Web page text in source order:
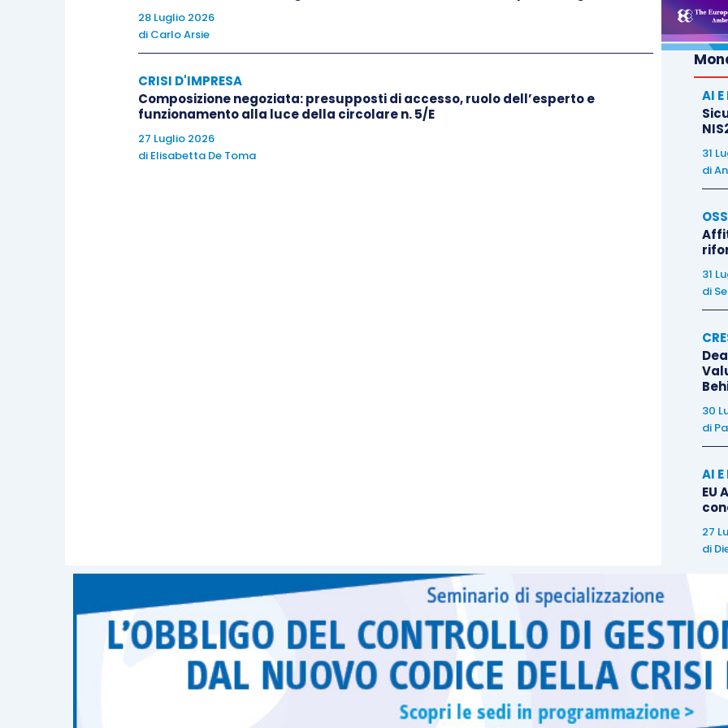
ricorso e condannato la ricorrente al pagamento delle spese del giudizio di legittimità.
28 Luglio 2026
di Carlo Arsie
CRISI D'IMPRESA
Composizione negoziata: presupposti di accesso, ruolo dell’esperto e
funzionamento alla luce della circolare n. 5/E
27 Luglio 2026
di Elisabetta De Toma
AI
31
di
31
di
30
di
AI
EU
27
di